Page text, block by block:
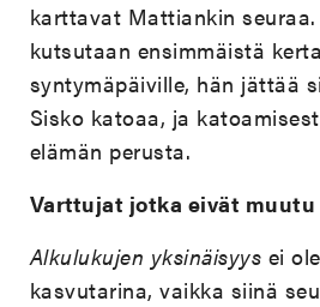
karttavat Mattiankin
kutsutaan ensimmäistä
syntymäpäiville, hän jättää
Sisko katoaa, ja
elämän perusta.
Varttujat jotka eivät muutu
Alkulukujen yksinäisyys ei
kasvutarina, vaikka siinä